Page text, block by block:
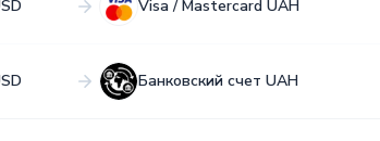
Visa / Mastercard UAH
Банковский счет UAH